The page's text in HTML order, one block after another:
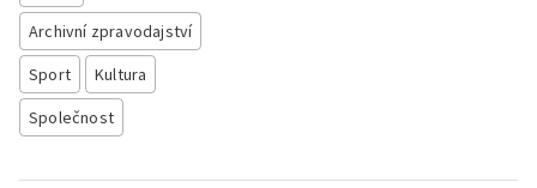
Archivní zpravodajství
Sport
Kultura
Společnost